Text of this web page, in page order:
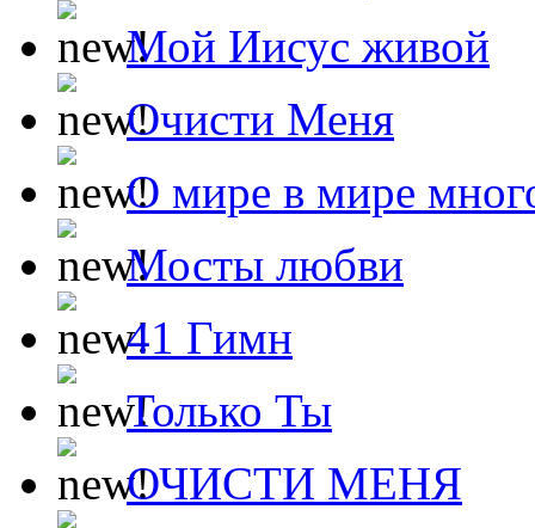
Мой Иисус живой
Очисти Меня
О мире в мире
Мосты любви
41 Гимн
Только Ты
ОЧИСТИ МЕНЯ